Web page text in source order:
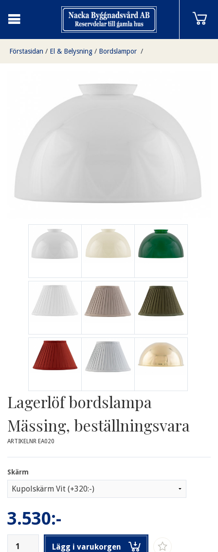
Förstasidan / El & Belysning / Bordslampor /
Lagerlöf bordslampa
Mässing, beställningsvara
ARTIKELNR EA020
Skärm
3.530:-
Lägg i varukorgen